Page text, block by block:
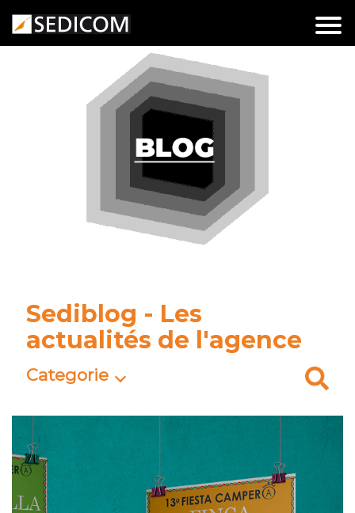
au
contenu
Sediblog - Les
actualités de l'agence
Categorie